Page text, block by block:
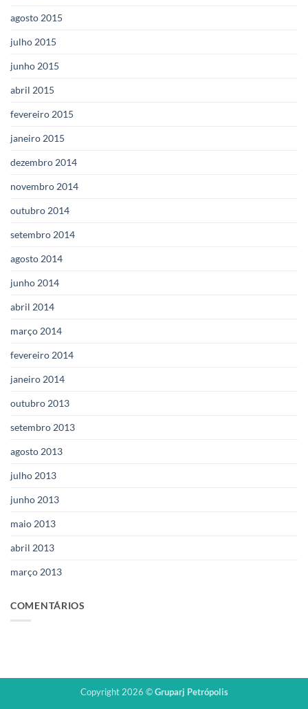
agosto 2015
julho 2015
junho 2015
abril 2015
fevereiro 2015
janeiro 2015
dezembro 2014
novembro 2014
outubro 2014
setembro 2014
agosto 2014
junho 2014
abril 2014
março 2014
fevereiro 2014
janeiro 2014
outubro 2013
setembro 2013
agosto 2013
julho 2013
junho 2013
maio 2013
abril 2013
março 2013
COMENTÁRIOS
Copyright 2026 ©Gruparj Petrópolis